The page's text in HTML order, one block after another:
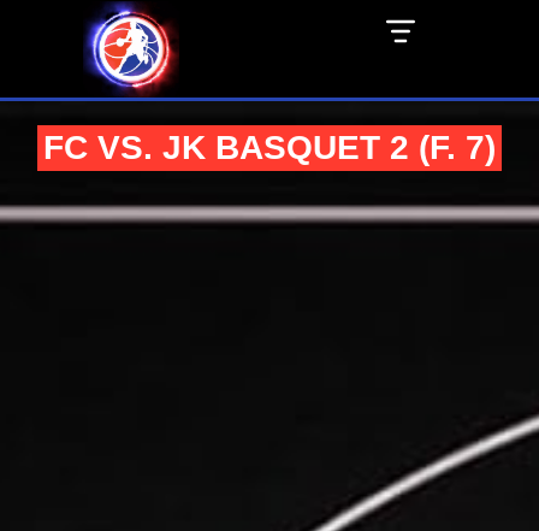
FC VS. JK BASQUET 2 (F. 7)